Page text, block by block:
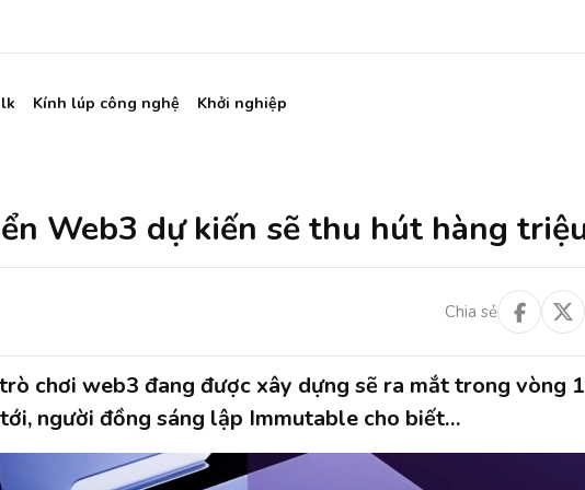
Kính lúp công nghệ Khởi nghiệp
Web3 dự kiến sẽ thu hút hàng
Chia sẻ
chơi web3 đang được xây dựng sẽ ra mắt trong vòng
người đồng sáng lập Immutable cho biết…